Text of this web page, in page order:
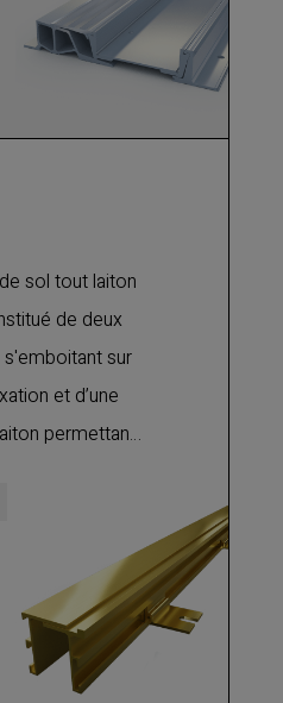
sol tout laiton
de deux
sur
et d’une
permettant
pour out type
carrelage,